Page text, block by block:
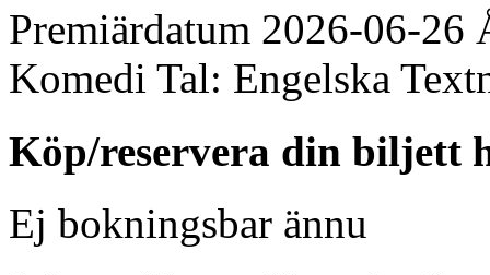
Premiärdatum 2026-06-26
Komedi Tal: Engelska
Köp/reservera din biljett
Ej bokningsbar ännu